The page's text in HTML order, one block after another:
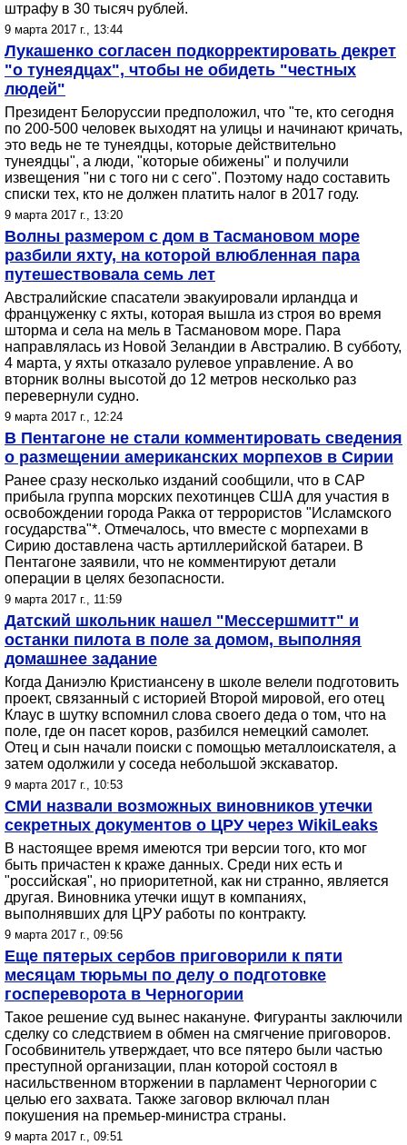
штрафу в 30 тысяч рублей.
9 марта 2017 г., 13:44
Лукашенко согласен подкорректировать декрет
"о тунеядцах", чтобы не обидеть "честных
людей"
Президент Белоруссии предположил, что "те, кто сегодня
по 200-500 человек выходят на улицы и начинают кричать,
это ведь не те тунеядцы, которые действительно
тунеядцы", а люди, "которые обижены" и получили
извещения "ни с того ни с сего". Поэтому надо составить
списки тех, кто не должен платить налог в 2017 году.
9 марта 2017 г., 13:20
Волны размером с дом в Тасмановом море
разбили яхту, на которой влюбленная пара
путешествовала семь лет
Австралийские спасатели эвакуировали ирландца и
француженку с яхты, которая вышла из строя во время
шторма и села на мель в Тасмановом море. Пара
направлялась из Новой Зеландии в Австралию. В субботу,
4 марта, у яхты отказало рулевое управление. А во
вторник волны высотой до 12 метров несколько раз
перевернули судно.
9 марта 2017 г., 12:24
В Пентагоне не стали комментировать сведения
о размещении американских морпехов в Сирии
Ранее сразу несколько изданий сообщили, что в САР
прибыла группа морских пехотинцев США для участия в
освобождении города Ракка от террористов "Исламского
государства"*. Отмечалось, что вместе с морпехами в
Сирию доставлена часть артиллерийской батареи. В
Пентагоне заявили, что не комментируют детали
операции в целях безопасности.
9 марта 2017 г., 11:59
Датский школьник нашел "Мессершмитт" и
останки пилота в поле за домом, выполняя
домашнее задание
Когда Даниэлю Кристиансену в школе велели подготовить
проект, связанный с историей Второй мировой, его отец
Клаус в шутку вспомнил слова своего деда о том, что на
поле, где он пасет коров, разбился немецкий самолет.
Отец и сын начали поиски с помощью металлоискателя, а
затем одолжили у соседа небольшой экскаватор.
9 марта 2017 г., 10:53
СМИ назвали возможных виновников утечки
секретных документов о ЦРУ через WikiLeaks
В настоящее время имеются три версии того, кто мог
быть причастен к краже данных. Среди них есть и
"российская", но приоритетной, как ни странно, является
другая. Виновника утечки ищут в компаниях,
выполнявших для ЦРУ работы по контракту.
9 марта 2017 г., 09:56
Еще пятерых сербов приговорили к пяти
месяцам тюрьмы по делу о подготовке
госпереворота в Черногории
Такое решение суд вынес накануне. Фигуранты заключили
сделку со следствием в обмен на смягчение приговоров.
Гособвинитель утверждает, что все пятеро были частью
преступной организации, план которой состоял в
насильственном вторжении в парламент Черногории с
целью его захвата. Также заговор включал план
покушения на премьер-министра страны.
9 марта 2017 г., 09:51